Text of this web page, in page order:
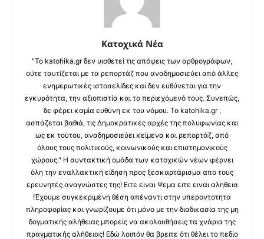
Κατοχικά Νέα
"Το katohika.gr δεν υιοθετεί τις απόψεις των αρθρογράφων,
ούτε ταυτίζεται με τα ρεπορτάζ που αναδημοσιεύει από άλλες
ενημερωτικές ιστοσελίδες και δεν ευθύνεται για την
εγκυρότητα, την αξιοπιστία και το περιεχόμενό τους. Συνεπώς,
δε φέρει καμία ευθύνη εκ του νόμου. Το katohika.gr ,
ασπάζεται βαθιά, τις Δημοκρατικές αρχές της πολυφωνίας και
ως εκ τούτου, αναδημοσιεύει κείμενα και ρεπορτάζ, από
όλους τους πολιτικούς, κοινωνικούς και επιστημονικούς
χώρους." Η συντακτική ομάδα των κατοχικών νέων φέρνει
όλη την εναλλακτική είδηση προς ξεσκαρτάρισμα απο τους
ερευνητές αναγνώστες της! Ειτε ειναι Ψεμα ειτε ειναι αληθεια
!Έχουμε συγκεκριμένη θέση απέναντι στην υπεροντοτητα
πληροφορίας και γνωρίζουμε ότι μόνο με την διαδικασία της μη
δογματικής αλήθειας μπορείς να ακολουθήσεις τα χνάρια της
πραγματικής αλήθειας! Εδώ λοιπόν θα βρειτε ότι θέλει το πεδίο